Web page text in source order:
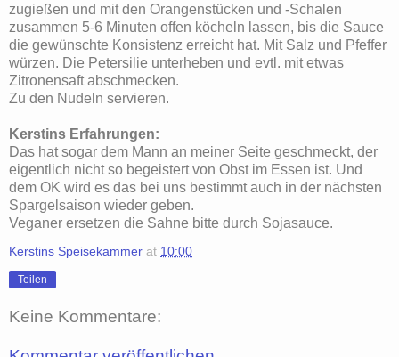
zugießen und mit den Orangenstücken und -Schalen
zusammen 5-6 Minuten offen köcheln lassen, bis die Sauce
die gewünschte Konsistenz erreicht hat. Mit Salz und Pfeffer
würzen. Die Petersilie unterheben und evtl. mit etwas
Zitronensaft abschmecken.
Zu den Nudeln servieren.
Kerstins Erfahrungen:
Das hat sogar dem Mann an meiner Seite geschmeckt, der
eigentlich nicht so begeistert von Obst im Essen ist. Und
dem OK wird es das bei uns bestimmt auch in der nächsten
Spargelsaison wieder geben.
Veganer ersetzen die Sahne bitte durch Sojasauce.
Kerstins Speisekammer at 10:00
Teilen
Keine Kommentare: